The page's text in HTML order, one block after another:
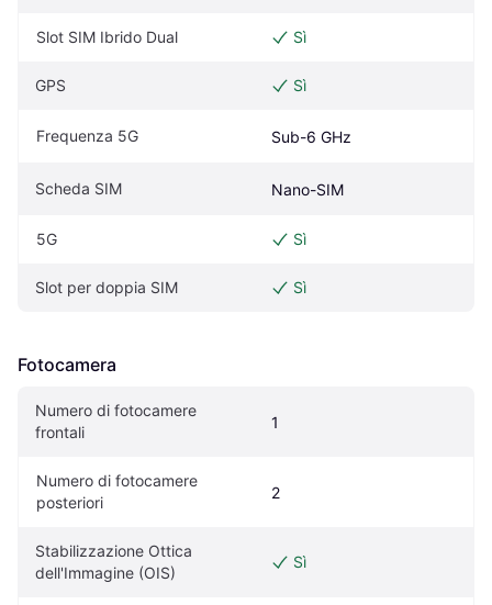
Slot SIM Ibrido Dual Sì
GPS Sì
Frequenza 5G Sub-6 GHz
Scheda SIM Nano-SIM
5G Sì
Slot per doppia SIM Sì
Fotocamera
Numero di fotocamere
frontali
1
Numero di fotocamere
posteriori
2
Stabilizzazione Ottica
dell'Immagine (OIS)
Sì